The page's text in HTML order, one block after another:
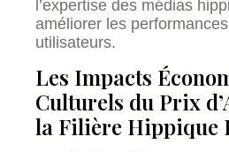
l’expertise des médias
améliorer les
utilisateurs.
Les Impacts
Culturels du Prix
la Filière Hippique